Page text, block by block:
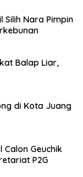
Silih Nara Pimpin
Balap Liar,
di Kota Juang
Geuchik
P2G